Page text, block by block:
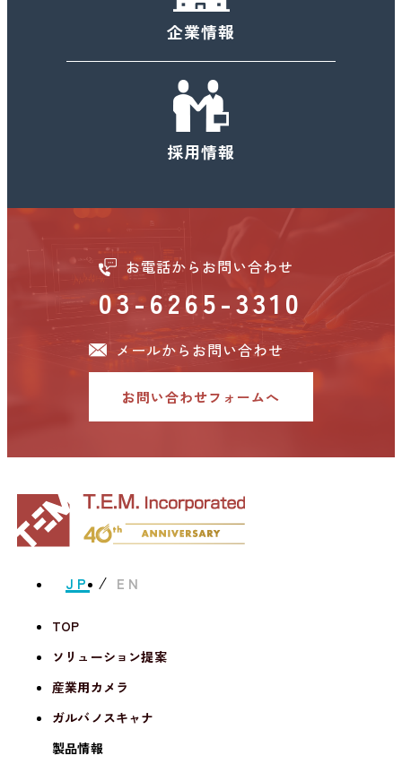
年末年始休業日のお知らせ
お知らせ
【即納可！】IDSカメラスペシャルプライスページのご案
2024.11.25 イベント
横浜ロボットワールド RobiZy共同ブース 出展のお知ら
2024.11.20 イベント
JASIS関西2025 出展のお知らせ
しました
2024.10.29
インターオプト2024-光とレーザーの科学技術フェア 出展
中！！
企業情報
採用情報
お電話からお問い合わせ
03-6265-3310
メールからお問い合わせ
お問い合わせフォームへ
JP EN
TOP
ソリューション提案
産業用カメラ
ガルバノスキャナ
製品情報